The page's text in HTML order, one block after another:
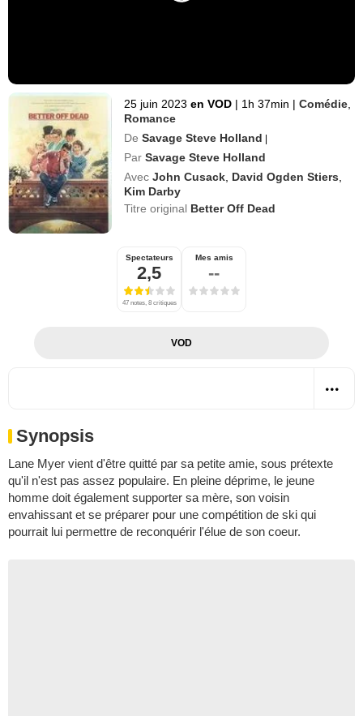
25 juin 2023 en VOD | 1h 37min | Comédie
Romance
De Savage Steve Holland |
Par Savage Steve Holland
Avec John Cusack David Ogden Stiers
Kim Darby
Titre original Better Off Dead
Spectateurs
2,5
47 notes, 8 critiques
Mes amis
--
VOD
Synopsis
Lane Myer vient d'être quitté par sa petite amie, sous prétexte
qu'il n'est pas assez populaire. En pleine déprime, le jeune
homme doit également supporter sa mère, son voisin
envahissant et se préparer pour une compétition de ski qui
pourrait lui permettre de reconquérir l'élue de son coeur.